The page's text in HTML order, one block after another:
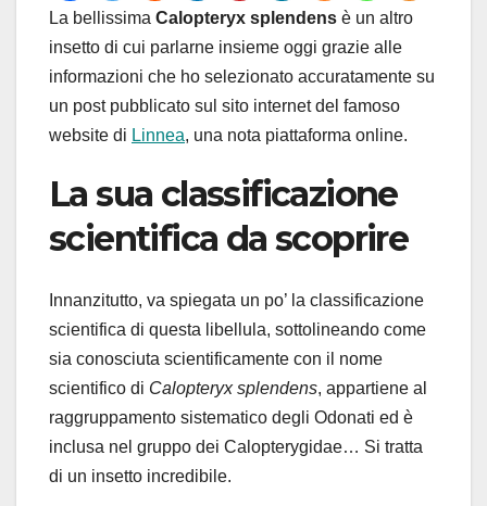
La bellissima Calopteryx splendens è un altro
insetto di cui parlarne insieme oggi grazie alle
informazioni che ho selezionato accuratamente su
un post pubblicato sul sito internet del famoso
website di Linnea, una nota piattaforma online.
La sua classificazione
scientifica da scoprire
Innanzitutto, va spiegata un po’ la classificazione
scientifica di questa libellula, sottolineando come
sia conosciuta scientificamente con il nome
scientifico di Calopteryx splendens, appartiene al
raggruppamento sistematico degli Odonati ed è
inclusa nel gruppo dei Calopterygidae… Si tratta
di un insetto incredibile.